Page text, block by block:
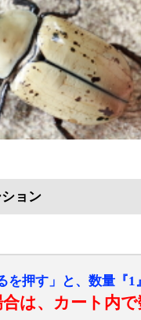
ョン
を押す」と、数量『1
は、カート内で